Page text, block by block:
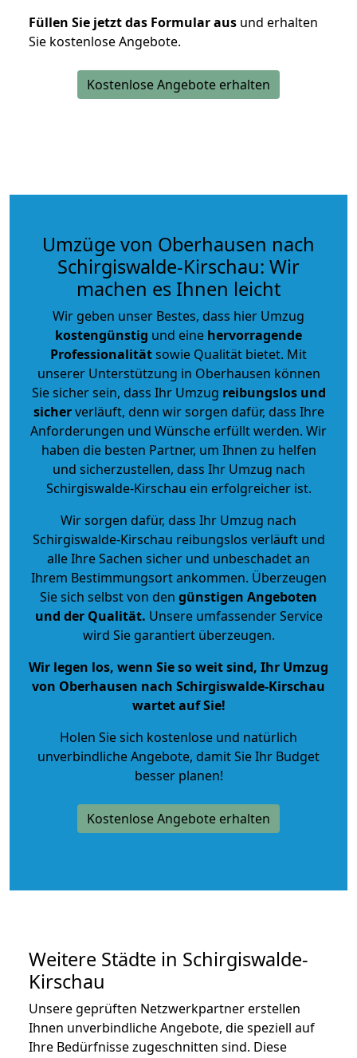
Füllen Sie jetzt das Formular aus und erhalten
Sie kostenlose Angebote.
Kostenlose Angebote erhalten
Umzüge von Oberhausen nach
Schirgiswalde-Kirschau: Wir
machen es Ihnen leicht
Wir geben unser Bestes, dass hier Umzug
kostengünstig und eine hervorragende
Professionalitätsowie Qualität bietet. Mit
unserer Unterstützung in Oberhausen können
Sie sicher sein, dass Ihr Umzug reibungslos und
sicherverläuft, denn wir sorgen dafür, dass Ihre
Anforderungen und Wünsche erfüllt werden. Wir
haben die besten Partner, um Ihnen zu helfen
und sicherzustellen, dass Ihr Umzug nach
Schirgiswalde-Kirschau ein erfolgreicher ist.
Wir sorgen dafür, dass Ihr Umzug nach
Schirgiswalde-Kirschau reibungslos verläuft und
alle Ihre Sachen sicher und unbeschadet an
Ihrem Bestimmungsort ankommen. Überzeugen
Sie sich selbst von den günstigen Angeboten
und der Qualität. Unsere umfassender Service
wird Sie garantiert überzeugen.
Wir legen los, wenn Sie so weit sind, Ihr Umzug
von Oberhausen nach Schirgiswalde-Kirschau
wartet auf Sie!
Holen Sie sich kostenlose und natürlich
unverbindliche Angebote, damit Sie Ihr Budget
besser planen!
Kostenlose Angebote erhalten
Weitere Städte in Schirgiswalde-
Kirschau
Unsere geprüften Netzwerkpartner erstellen
Ihnen unverbindliche Angebote, die speziell auf
Ihre Bedürfnisse zugeschnitten sind. Diese